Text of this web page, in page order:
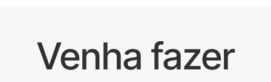
Venha fazer